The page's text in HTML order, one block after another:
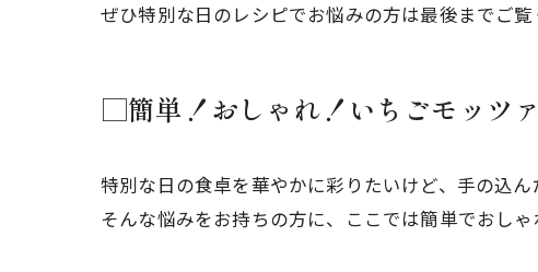
ぜひ特別な日のレシピでお悩みの方は最後までご覧
□簡単！おしゃれ！いちごモッツ
特別な日の食卓を華やかに彩りたいけど、手の込ん
そんな悩みをお持ちの方に、ここでは簡単でおしゃ